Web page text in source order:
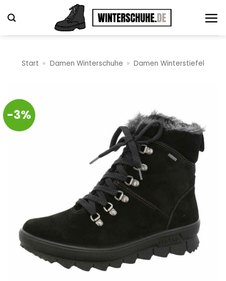
Inhalt
springen
Start » Damen Winterschuhe » Damen Winterstiefel
-3%